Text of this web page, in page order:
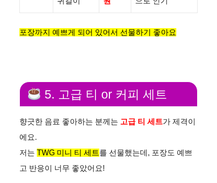
포장까지 예쁘게 되어 있어서 선물하기 좋아요
5. 고급 티 or 커피 세트
향긋한 음료 좋아하는 분께는 고급 티 세트가 제격이
에요.
저는 TWG 미니 티 세트를 선물했는데, 포장도 예쁘
고 반응이 너무 좋았어요!